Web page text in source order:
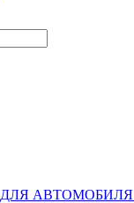
ДЛЯ АВТОМОБИЛЯ